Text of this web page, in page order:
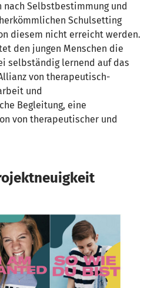
nach Selbstbestimmung und
Schulsetting
diesem nicht erreicht werden.
den jungen Menschen die
selbständig lernend auf das
von therapeutisch-
und
Begleitung, eine
von therapeutischer und